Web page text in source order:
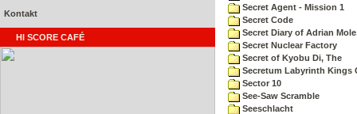
Kontakt
HI SCORE CAFÉ
Secret Agent - Mission 1
Secret Code
Secret Diary of Adrian
Secret Nuclear Factory
Secret of Kyobu Di, The
Secretum Labyrinth Kings
Sector 10
See-Saw Scramble
Seeschlacht